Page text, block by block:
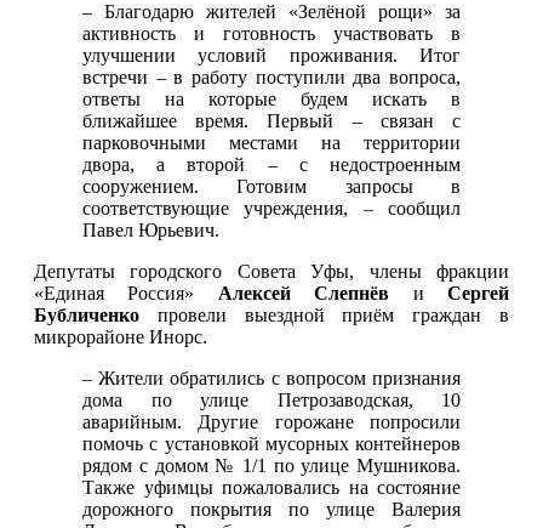
– Благодарю жителей «Зелёной рощи» за
активность и готовность участвовать в
улучшении условий проживания. Итог
встречи – в работу поступили два вопроса,
ответы на которые будем искать в
ближайшее время. Первый – связан с
парковочными местами на территории
двора, а второй – с недостроенным
сооружением. Готовим запросы в
соответствующие учреждения, – сообщил
Павел Юрьевич.
Депутаты городского Совета Уфы, члены фракции
«Единая Россия» Алексей Слепнёв иСергей
Бубличенко провели выездной приём граждан в
микрорайоне Инорс.
– Жители обратились с вопросом признания
дома по улице Петрозаводская, 10
аварийным. Другие горожане попросили
помочь с установкой мусорных контейнеров
рядом с домом № 1/1 по улице Мушникова.
Также уфимцы пожаловались на состояние
дорожного покрытия по улице Валерия